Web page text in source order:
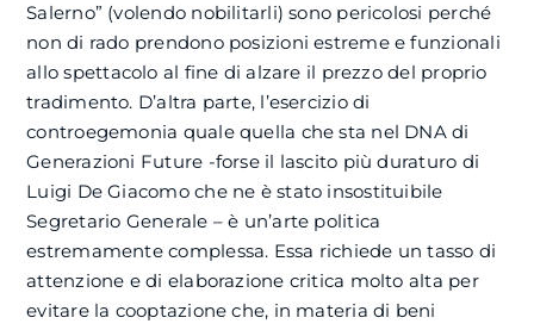
Salerno” (volendo nobilitarli) sono pericolosi perché
non di rado prendono posizioni estreme e funzionali
allo spettacolo al fine di alzare il prezzo del proprio
tradimento. D’altra parte, l’esercizio di
controegemonia quale quella che sta nel DNA di
Generazioni Future -forse il lascito più duraturo di
Luigi De Giacomo che ne è stato insostituibile
Segretario Generale – è un’arte politica
estremamente complessa. Essa richiede un tasso di
attenzione e di elaborazione critica molto alta per
evitare la cooptazione che, in materia di beni